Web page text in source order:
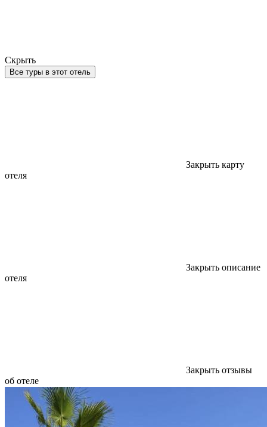
Скрыть
Все туры в этот отель
Закрыть карту
отеля
Закрыть описание
отеля
Закрыть отзывы
об отеле